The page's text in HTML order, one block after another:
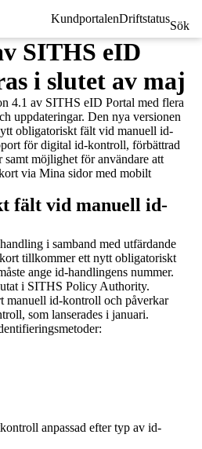
KundportalenDriftstatus
Sök
SITHS eID
i slutet av maj
4.1 av SITHS eID Portal med flera
uppdateringar. Den nya versionen
obligatoriskt fält vid manuell id-
för digital id-kontroll, förbättrad
samt möjlighet för användare att
via Mina sidor med mobilt
fält vid manuell id-
i samband med utfärdande
tillkommer ett nytt obligatoriskt
ange id-handlingens nummer.
i SITHS Policy Authority.
manuell id-kontroll och påverkar
som lanserades i januari.
anpassad efter typ av id-